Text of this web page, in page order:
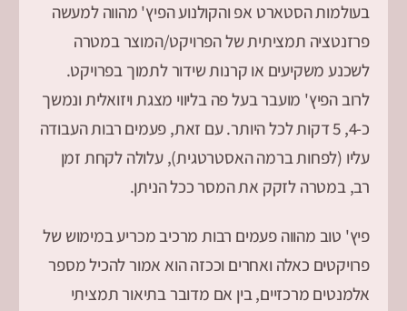
בעולמות הסטארט אפ והקולנוע הפיץ' מהווה למעשה
פרזנטציה תמציתית של הפרויקט/המוצר במטרה
לשכנע משקיעים או קרנות שידור לתמוך בפרויקט.
לרוב הפיץ' מועבר בעל פה בליווי מצגת ויזואלית ונמשך
כ-4, 5 דקות לכל היותר. עם זאת, פעמים רבות העבודה
עליו (לפחות ברמה האסטרטגית), עלולה לקחת זמן
רב, במטרה לזקק את המסר ככל הניתן.
פיץ' טוב מהווה פעמים רבות מרכיב מכריע במימוש של
פרויקטים כאלה ואחרים וככזה הוא אמור להכיל מספר
אלמנטים מרכזיים, בין אם מדובר בתיאור תמציתי